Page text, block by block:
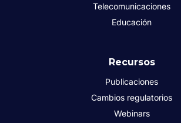
Telecomunicaciones
Educación
Recursos
Publicaciones
Cambios regulatorios
Webinars